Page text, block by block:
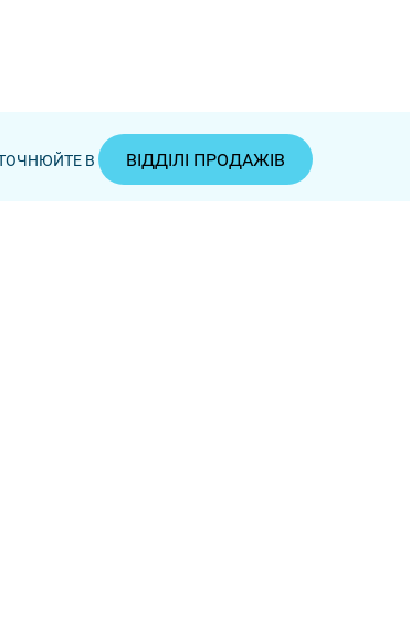
В ВІДДІЛІ ПРОДАЖІВ